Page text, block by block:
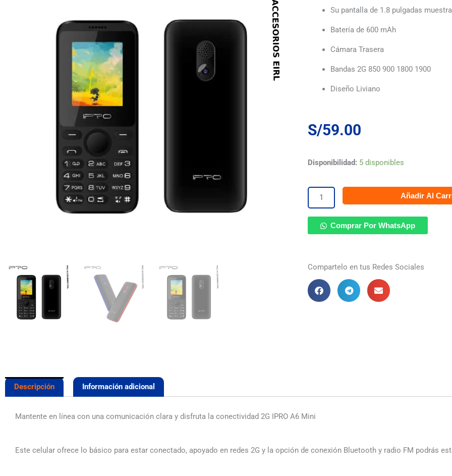
Su pantalla de 1.8 pulgadas
Batería de 600 mAh
Cámara Trasera
Bandas 2G 850 900 1800 1900
Diseño Liviano
S/59.00
Disponibilidad: 5 disponibles
IPRO
Mini
Celular
cantidad
Añadir Al
Comprar Por WhatsApp
Compartelo en tus Redes Sociales
Descripción Información adicional
Mantente en línea con una comunicación clara y disfruta la conectividad 2G IPRO A6 Mini
Este celular ofrece lo básico para estar conectado, apoyado en redes 2G y la opción de conexión Bluetooth y radio FM podrás